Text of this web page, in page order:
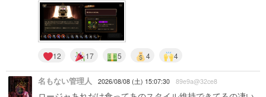
12 17 5 4 4
名もない管理人 2026/08/08 (土) 15:07:30 89e9a@32ce8